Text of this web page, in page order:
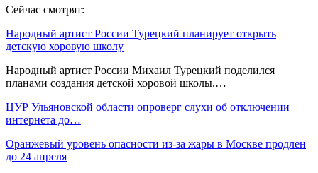
Сейчас смотрят:
Народный артист России Турецкий планирует открыть
детскую хоровую школу
Народный артист России Михаил Турецкий поделился
планами создания детской хоровой школы.…
ЦУР Ульяновской области опроверг слухи об отключении
интернета до…
Оранжевый уровень опасности из-за жары в Москве продлен
до 24 апреля